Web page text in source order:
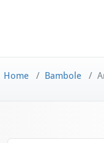
Home / Bambole /